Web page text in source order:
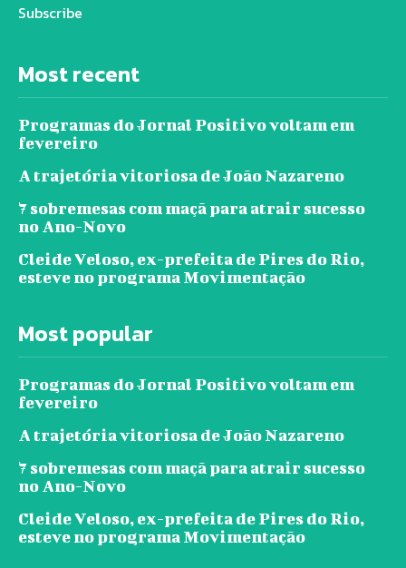
Subscribe
Most recent
Programas do Jornal Positivo voltam em
fevereiro
A trajetória vitoriosa de João Nazareno
7 sobremesas com maçã para atrair sucesso
no Ano-Novo
Cleide Veloso, ex-prefeita de Pires do Rio,
esteve no programa Movimentação
Most popular
Programas do Jornal Positivo voltam em
fevereiro
A trajetória vitoriosa de João Nazareno
7 sobremesas com maçã para atrair sucesso
no Ano-Novo
Cleide Veloso, ex-prefeita de Pires do Rio,
esteve no programa Movimentação